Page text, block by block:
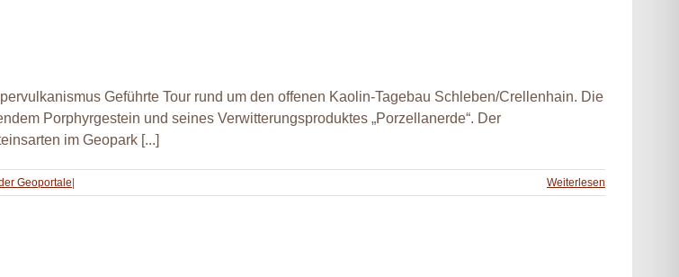
Geführte Tour rund um den offenen Kaolin-Tagebau Schleben/Crellenhain. Die
Porphyrgestein und seines Verwitterungsproduktes „Porzellanerde“. Der
im Geopark [...]
Geoportale Weiterlesen